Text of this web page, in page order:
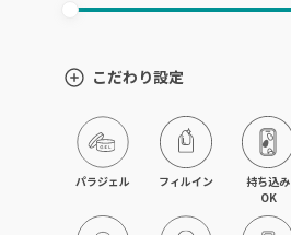
室蘭・登別・苫小牧
旭川・滝川
網走・北見
釧路・根室
こだわり設定
パラジェル フィルイン
持ち込み
OK